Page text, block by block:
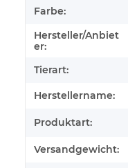
Farbe:
Hersteller/Anbiet
er:
Tierart:
Herstellername:
Produktart:
Versandgewicht: